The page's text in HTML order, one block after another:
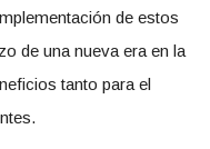
de estos
de una nueva era en la
tanto para el